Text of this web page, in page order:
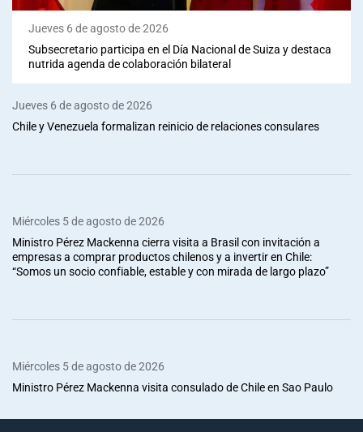
Jueves 6 de agosto de 2026
Subsecretario participa en el Día Nacional de Suiza y destaca
nutrida agenda de colaboración bilateral
Jueves 6 de agosto de 2026
Chile y Venezuela formalizan reinicio de relaciones consulares
Miércoles 5 de agosto de 2026
Ministro Pérez Mackenna cierra visita a Brasil con invitación a
empresas a comprar productos chilenos y a invertir en Chile:
“Somos un socio confiable, estable y con mirada de largo plazo”
Miércoles 5 de agosto de 2026
Ministro Pérez Mackenna visita consulado de Chile en Sao Paulo